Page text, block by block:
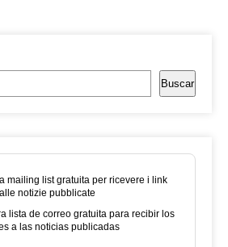
Buscar
mailing list gratuita per ricevere i link
alle notizie pubblicate
lista de correo gratuita para recibir los
a las noticias publicadas